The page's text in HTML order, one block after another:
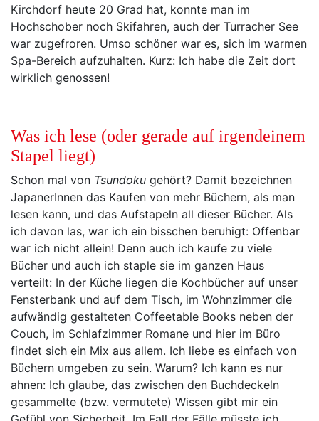
Kirchdorf heute 20 Grad hat, konnte man im
Hochschober noch Skifahren, auch der Turracher See
war zugefroren. Umso schöner war es, sich im warmen
Spa-Bereich aufzuhalten. Kurz: Ich habe die Zeit dort
wirklich genossen!
Was ich lese (oder gerade auf irgendeinem
Stapel liegt)
Schon mal von Tsundoku gehört? Damit bezeichnen
JapanerInnen das Kaufen von mehr Büchern, als man
lesen kann, und das Aufstapeln all dieser Bücher. Als
ich davon las, war ich ein bisschen beruhigt: Offenbar
war ich nicht allein! Denn auch ich kaufe zu viele
Bücher und auch ich staple sie im ganzen Haus
verteilt: In der Küche liegen die Kochbücher auf unser
Fensterbank und auf dem Tisch, im Wohnzimmer die
aufwändig gestalteten Coffeetable Books neben der
Couch, im Schlafzimmer Romane und hier im Büro
findet sich ein Mix aus allem. Ich liebe es einfach von
Büchern umgeben zu sein. Warum? Ich kann es nur
ahnen: Ich glaube, das zwischen den Buchdeckeln
gesammelte (bzw. vermutete) Wissen gibt mir ein